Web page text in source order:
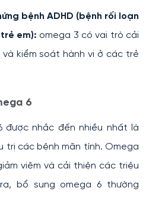
bệnh ADHD (bệnh rối loạn
em): omega 3 có vai trò cải
kiểm soát hành vi ở các trẻ
6
được nhắc đến nhiều nhất là
trị các bệnh mãn tính. Omega
viêm và cải thiện các triệu
bổ sung omega 6 thường